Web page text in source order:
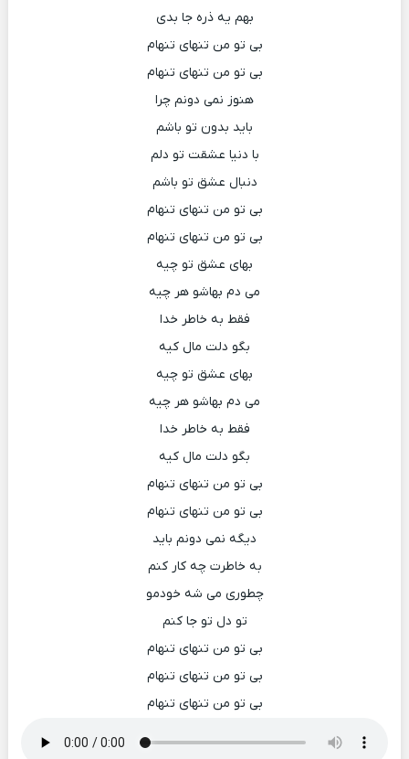
بهم یه ذره جا بدی
بی تو من تنهای تنهام
بی تو من تنهای تنهام
هنوز نمی دونم چرا
باید بدون تو باشم
با دنیا عشقت تو دلم
دنبال عشق تو باشم
بی تو من تنهای تنهام
بی تو من تنهای تنهام
بهای عشق تو چیه
می دم بهاشو هر چیه
فقط به خاطر خدا
بگو دلت مال کیه
بهای عشق تو چیه
می دم بهاشو هر چیه
فقط به خاطر خدا
بگو دلت مال کیه
بی تو من تنهای تنهام
بی تو من تنهای تنهام
دیگه نمی دونم باید
به خاطرت چه کار کنم
چطوری می شه خودمو
تو دل تو جا کنم
بی تو من تنهای تنهام
بی تو من تنهای تنهام
بی تو من تنهای تنهام